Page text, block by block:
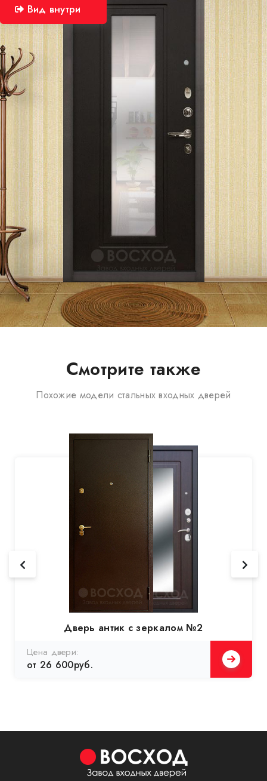
Вид внутри
Смотрите также
Похожие модели стальных входных дверей
Дверь антик с зеркалом №2
Цена двери:
от 26 600руб.